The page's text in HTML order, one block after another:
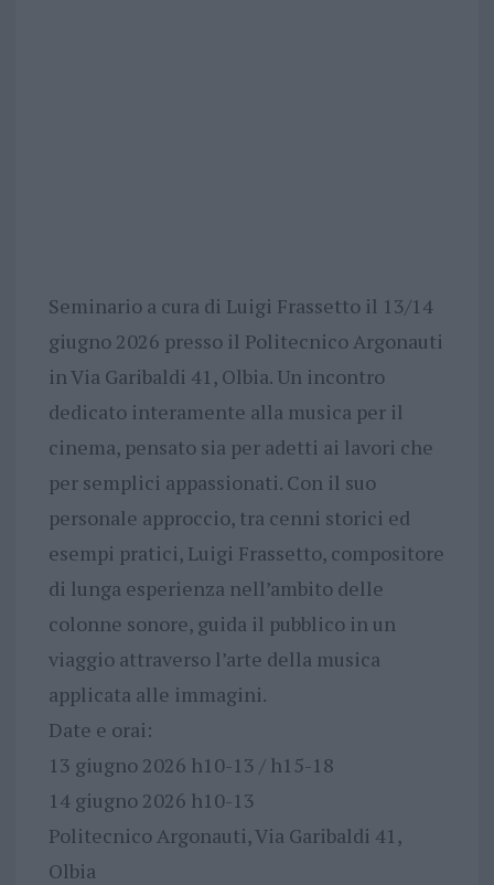
Seminario a cura di Luigi Frassetto il 13/14
giugno 2026 presso il Politecnico Argonauti
in Via Garibaldi 41, Olbia. Un incontro
dedicato interamente alla musica per il
cinema, pensato sia per adetti ai lavori che
per semplici appassionati. Con il suo
personale approccio, tra cenni storici ed
esempi pratici, Luigi Frassetto, compositore
di lunga esperienza nell’ambito delle
colonne sonore, guida il pubblico in un
viaggio attraverso l’arte della musica
applicata alle immagini.
Date e orai:
13 giugno 2026 h10-13 / h15-18
14 giugno 2026 h10-13
Politecnico Argonauti, Via Garibaldi 41,
Olbia